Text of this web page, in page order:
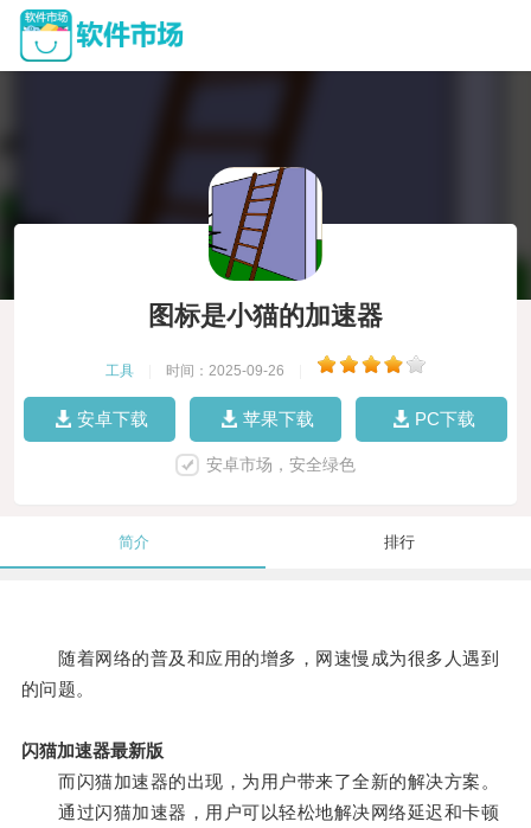
图标是小猫的加速器
工具 时间：2025-09-26
安卓下载 苹果下载 PC下载
安卓市场，安全绿色
简介 排行
随着网络的普及和应用的增多，网速慢成为很多人遇到
的问题。
闪猫加速器最新版
而闪猫加速器的出现，为用户带来了全新的解决方案。
通过闪猫加速器，用户可以轻松地解决网络延迟和卡顿